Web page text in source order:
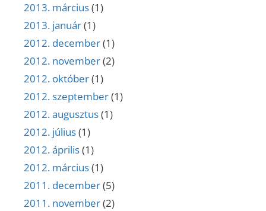
2013. március(1)
2013. január(1)
2012. december(1)
2012. november(2)
2012. október(1)
2012. szeptember(1)
2012. augusztus(1)
2012. július(1)
2012. április(1)
2012. március(1)
2011. december(5)
2011. november(2)